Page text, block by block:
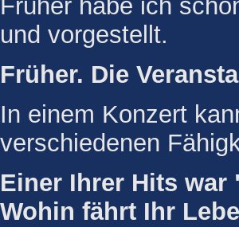
Früher habe ich
und vorgestellt.
Früher. Die
In einem Konzert
verschiedenen
Einer Ihrer Hits
Wohin fährt Ihr